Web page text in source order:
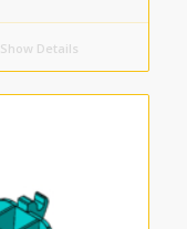
Show Details